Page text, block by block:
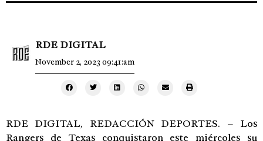
RDE DIGITAL
November 2, 2023 09:41:am
RDE DIGITAL, REDACCIÓN DEPORTES. – Los
Rangers de Texas conquistaron este miércoles su